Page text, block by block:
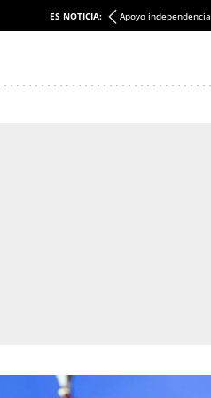
ES NOTICIA: Apoyo independencia